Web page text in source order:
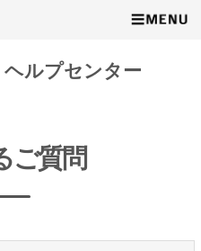
ヘルプセンター
ご質問